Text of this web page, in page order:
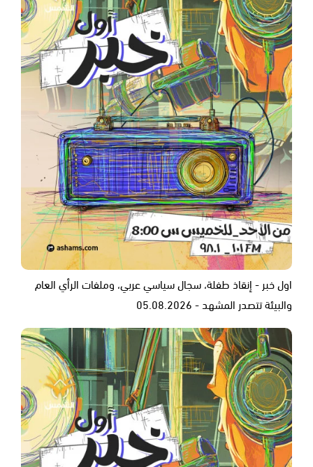
اول خبر - إنقاذ طفلة، سجال سياسي عربي، وملفات الرأي العام
والبيئة تتصدر المشهد - 05.08.2026